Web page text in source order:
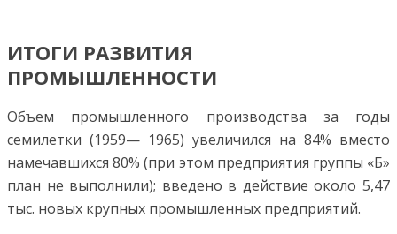
ИТОГИ РАЗВИТИЯ
ПРОМЫШЛЕННОСТИ
Объем промышленного производства за годы
семилетки (1959— 1965) увеличился на 84% вместо
намечавшихся 80% (при этом предприятия группы «Б»
план не выполнили); введено в действие около 5,47
тыс. новых крупных промышленных предприятий.